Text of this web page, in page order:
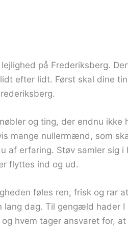
på Frederiksberg.
efter lidt. Først skal dine
og ting, der endnu
mange nullermænd, som
erfaring. Støv samler sig i
flyttes ind og ud.
føles ren, frisk og rar
dag. Til gengæld hader
hvem tager ansvaret for,